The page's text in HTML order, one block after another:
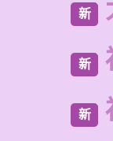
新
新
新